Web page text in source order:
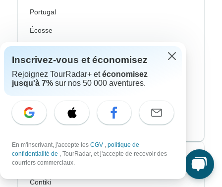
Portugal
Écosse
Espagne
Canada
États-Unis
Voyagistes les plus populaires
Contiki
Inscrivez-vous et économisez
Rejoignez TourRadar+ etéconomisez
jusqu'à 7% sur nos 50 000 aventures.
En m'inscrivant, j'accepte les CGV , politique de
confidentialité de , TourRadar, et j'accepte de recevoir des
courriers commerciaux.